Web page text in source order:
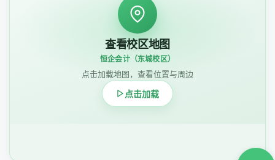
查看校区地图
恒企会计（东城校区）
点击加载地图，查看位置与周边
点击加载